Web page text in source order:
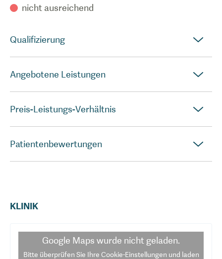
nicht ausreichend
Qualifizierung
Angebotene Leistungen
Preis-Leistungs-Verhältnis
Patientenbewertungen
KLINIK
Google Maps wurde nicht geladen.
Bitte überprüfen Sie Ihre Cookie-Einstellungen und laden